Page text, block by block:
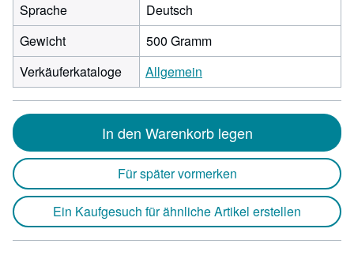
Sprache
Deutsch
Gewicht
500 Gramm
Verkäuferkataloge
Allgemein
In den Warenkorb legen
Für später vormerken
Ein Kaufgesuch für ähnliche Artikel erstellen